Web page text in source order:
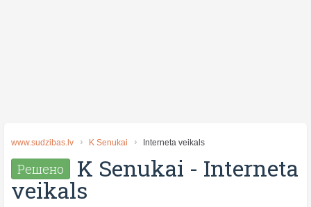
www.sudzibas.lv K Senukai Interneta veikals
Решено K Senukai - Interneta
veikals